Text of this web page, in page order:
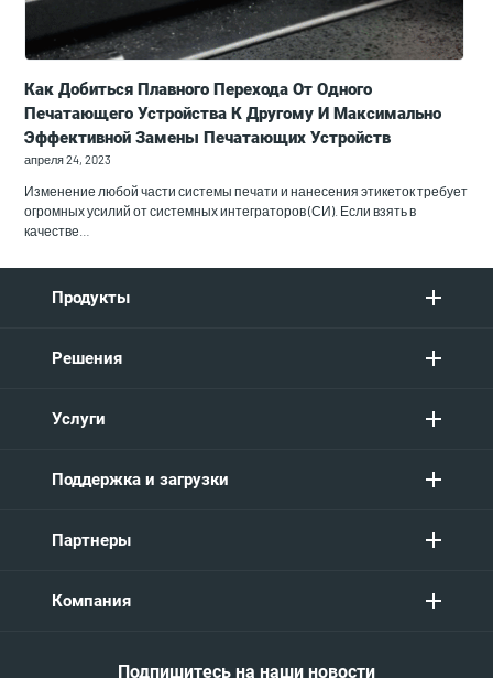
Как Добиться Плавного Перехода От Одного
Печатающего Устройства К Другому И Максимально
Эффективной Замены Печатающих Устройств
апреля 24, 2023
Изменение любой части системы печати и нанесения этикеток требует
огромных усилий от системных интеграторов (СИ). Если взять в
качестве…
Продукты
Решения
Услуги
Поддержка и загрузки
Партнеры
Компания
Подпишитесь на наши новости